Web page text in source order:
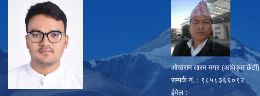
ओखराम तारम मगर (अधिकृत छैटौँ)
सम्पर्क न‌ं. : ९८५८३६६०९२
ईमेल :